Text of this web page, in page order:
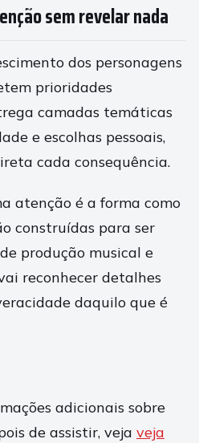
sem revelar nada
dos personagens
prioridades
camadas temáticas
e escolhas pessoais,
cada consequência.
atenção é a forma como
construídas para ser
produção musical e
reconhecer detalhes
daquilo que é
adicionais sobre
de assistir, veja veja